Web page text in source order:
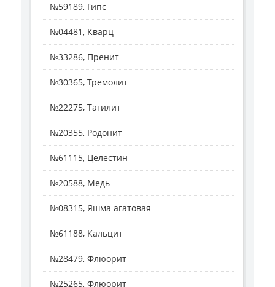
№59189, Гипс
№04481, Кварц
№33286, Пренит
№30365, Тремолит
№22275, Тагилит
№20355, Родонит
№61115, Целестин
№20588, Медь
№08315, Яшма агатовая
№61188, Кальцит
№28479, Флюорит
№25265, Флюорит